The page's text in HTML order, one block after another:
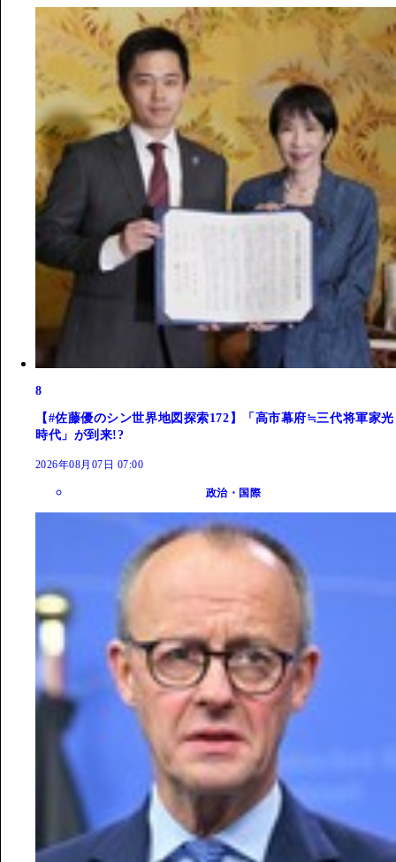
8
【#佐藤優のシン世界地図探索172】「高市幕府≒三代将軍家光
時代」が到来!?
2026年08月07日 07:00
政治・国際